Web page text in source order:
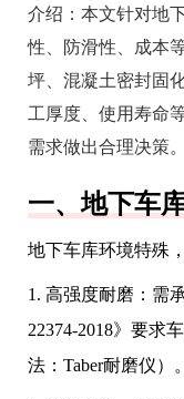
介绍： 本文针对地
性、防滑性、成本
坪、混凝土密封固
工厚度、使用寿命
需求做出合理决策。
一、地下车
地下车库环境特殊
1. 高强度耐磨：需
22374-2018》要求
法：Taber耐磨仪）。